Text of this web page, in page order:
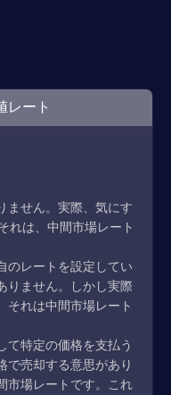
レート
ません。実際、気にす
れは、中間市場レート
のレートを設定してい
りません。しかし実際
それは中間市場レート
て特定の価格を支払う
で売却する意思があり
市場レートです。これ